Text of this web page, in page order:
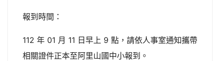
報到時間：
112 年 01 月 11 日早上 9 點，請依人事室通知攜帶
相關證件正本至阿里山國中小報到。